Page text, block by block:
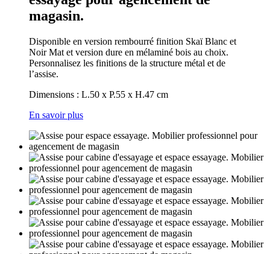
magasin.
Disponible en version rembourré finition Skaï Blanc et
Noir Mat et version dure en mélaminé bois au choix.
Personnalisez les finitions de la structure métal et de
l’assise.
Dimensions : L.50 x P.55 x H.47 cm
En savoir plus